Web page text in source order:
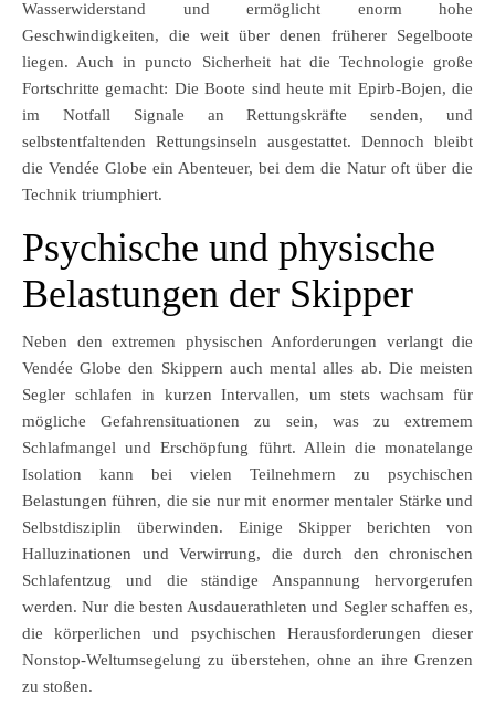
Wasserwiderstand und ermöglicht enorm hohe
Geschwindigkeiten, die weit über denen früherer Segelboote
liegen. Auch in puncto Sicherheit hat die Technologie große
Fortschritte gemacht: Die Boote sind heute mit Epirb-Bojen, die
im Notfall Signale an Rettungskräfte senden, und
selbstentfaltenden Rettungsinseln ausgestattet. Dennoch bleibt
die Vendée Globe ein Abenteuer, bei dem die Natur oft über die
Technik triumphiert.
Psychische und physische
Belastungen der Skipper
Neben den extremen physischen Anforderungen verlangt die
Vendée Globe den Skippern auch mental alles ab. Die meisten
Segler schlafen in kurzen Intervallen, um stets wachsam für
mögliche Gefahrensituationen zu sein, was zu extremem
Schlafmangel und Erschöpfung führt. Allein die monatelange
Isolation kann bei vielen Teilnehmern zu psychischen
Belastungen führen, die sie nur mit enormer mentaler Stärke und
Selbstdisziplin überwinden. Einige Skipper berichten von
Halluzinationen und Verwirrung, die durch den chronischen
Schlafentzug und die ständige Anspannung hervorgerufen
werden. Nur die besten Ausdauerathleten und Segler schaffen es,
die körperlichen und psychischen Herausforderungen dieser
Nonstop-Weltumsegelung zu überstehen, ohne an ihre Grenzen
zu stoßen.